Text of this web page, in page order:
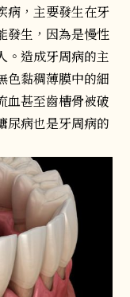
病，主要發生在牙
發生，因為是慢性
。造成牙周病的主
色黏稠薄膜中的細
血甚至齒槽骨被破
尿病也是牙周病的